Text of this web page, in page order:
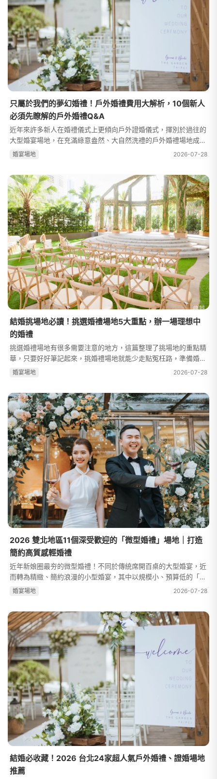
只屬於我們的夢幻婚禮！戶外婚禮費用大解析，10個新人
必須先瞭解的戶外婚禮Q&A
近年來許多新人在婚禮儀式上更傾向戶外證婚儀式，揮別於過往的
大型婚宴場地，在充滿綠意盎然、大自然洗禮的戶外婚禮場地成為
了最佳選擇。雖然戶外婚禮需要克服的天然條件相當多，仍有不少
婚宴場地 2026-07-28
結婚挑場地必讀！挑選婚禮場地5大重點，辦一場理想中
的婚禮
挑選婚禮場地有很多需要注意的地方，這篇整理了挑場地的重點精
華，只要好好筆記起來，挑婚禮場地就能少走點冤枉路，準備婚禮
的過程會更輕鬆流暢！首先必須估算一下，要邀請的賓客大約有多
婚宴場地 2026-07-28
2026 雙北地區11個深受歡迎的「微型婚禮」場地｜打造
簡約高質感輕婚禮
近年新娘圈最夯的微型婚禮！不同於傳統席開百桌的大型婚宴，近
而轉為精緻、簡約浪漫的小型婚宴，其中以規模小、預算低的「微
型輕婚禮」更是深受新人喜愛，除了能夠省下婚禮開支，更能讓新
婚宴場地 2026-07-28
結婚必收藏！2026 台北24家超人氣戶外婚禮、證婚場地
推薦